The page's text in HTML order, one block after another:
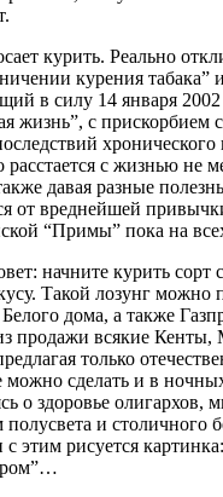
курить. Реально
курения табака”
в силу 14 января
жизнь”, с прискорбием
хронического
расстается с жизнью не
давая разные
от вреднейшей
“Примы” пока на
начните курить сорт
Такой лозунг можно
дома, а также
продажи всякие Кенты,
только
можно сделать и в
о здоровье олигархов,
и столичного
этим рисуется